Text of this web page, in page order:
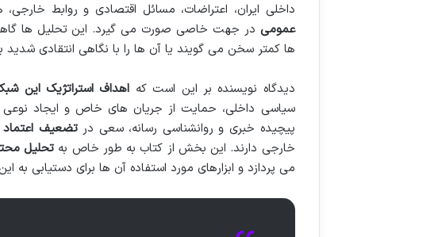
داخلی ایران، اعتراضات، مسائل اقتصادی و روابط
عمومی در جهت خاصی صورت می گیرد. این تحلیل ها
ها کمتر سخن می گویند یا آن ها را با نگاهی انتقادی
دیدگاه نویسنده بر این است که اهداف استراتژیک این
سیاسی داخلی، حمایت از جریان های خاص و ایجاد نوعی
پیچیده خبری و روانشناسی رسانه، سعی درتضعیف
خارجی دارند. این بخش از کتاب به طور خاص به تحلیل
می پردازد و ابزارهای مورد استفاده آن ها برای دستیابی به